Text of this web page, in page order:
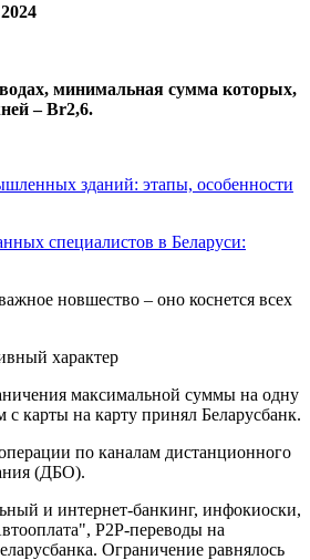
минимальная сумма которых,
– Br2,6.
зданий: этапы, особенности
специалистов в Беларуси:
характер
максимальной суммы на одну
карты на карту принял Беларусбанк.
по каналам дистанционного
(ДБО).
и интернет-банкинг, инфокиоски,
P2P-переводы на
Ограничение равнялось